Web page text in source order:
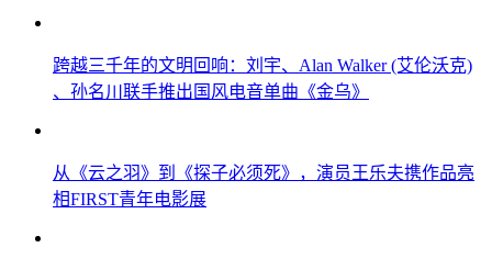
跨越三千年的文明回响：刘宇、Alan Walker (艾伦沃克)
、孙名川联手推出国风电音单曲《金乌》
从《云之羽》到《探子必须死》，演员王乐夫携作品亮
相FIRST青年电影展